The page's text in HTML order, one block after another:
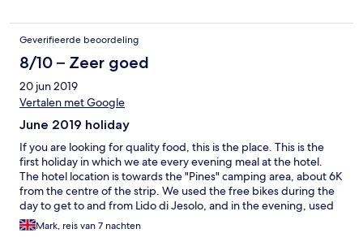
Geverifieerde beoordeling
8/10 – Zeer goed
20 jun 2019
Vertalen met Google
June 2019 holiday
If you are looking for quality food, this is the place. This is the
first holiday in which we ate every evening meal at the hotel.
The hotel location is towards the "Pines" camping area, about 6K
from the centre of the strip. We used the free bikes during the
day to get to and from Lido di Jesolo, and in the evening, used
the bus (No 2 ) in, and used a taxi back which costs about €22.
The pool and beach area are really very nice, with free hotel
Mark, reis van 7 nachten